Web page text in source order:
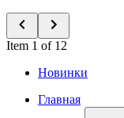
Item 1 of 12
Новинки
Главная